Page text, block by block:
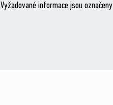
Vyžadované informace jsou označeny